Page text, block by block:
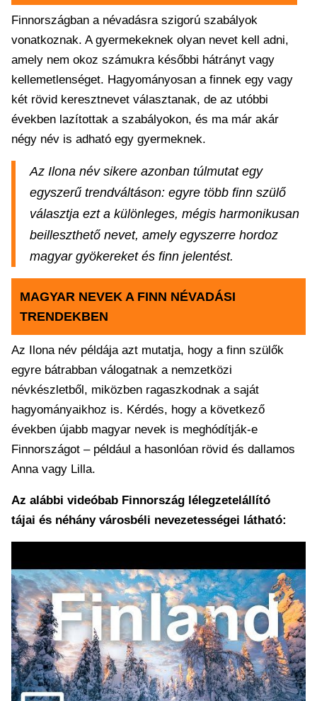
Finnországban a névadásra szigorú szabályok
vonatkoznak. A gyermekeknek olyan nevet kell adni,
amely nem okoz számukra későbbi hátrányt vagy
kellemetlenséget. Hagyományosan a finnek egy vagy
két rövid keresztnevet választanak, de az utóbbi
években lazítottak a szabályokon, és ma már akár
négy név is adható egy gyermeknek.
Az Ilona név sikere azonban túlmutat egy
egyszerű trendváltáson: egyre több finn szülő
választja ezt a különleges, mégis harmonikusan
beilleszthető nevet, amely egyszerre hordoz
magyar gyökereket és finn jelentést.
MAGYAR NEVEK A FINN NÉVADÁSI
TRENDEKBEN
Az Ilona név példája azt mutatja, hogy a finn szülők
egyre bátrabban válogatnak a nemzetközi
névkészletből, miközben ragaszkodnak a saját
hagyományaikhoz is. Kérdés, hogy a következő
években újabb magyar nevek is meghódítják-e
Finnországot – például a hasonlóan rövid és dallamos
Anna vagy Lilla.
Az alábbi videóbab Finnország lélegzetelállító
tájai és néhány városbéli nevezetességei látható: